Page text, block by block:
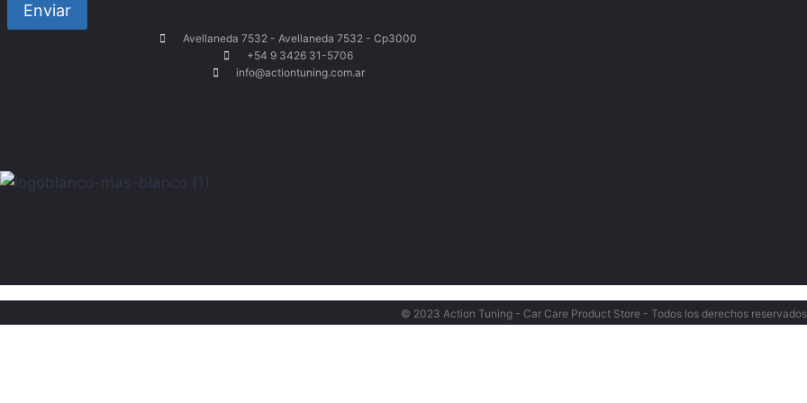
Enviar
Avellaneda 7532 - Avellaneda 7532 - Cp3000
+54 9 3426 31-5706
info@actiontuning.com.ar
© 2023 Action Tuning - Car Care Product Store - Todos los derechos